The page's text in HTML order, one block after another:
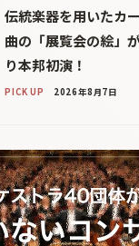
伝統楽器を用いたカ
曲の「展覧会の絵」
り本邦初演！
PICK UP 2026年8月7日